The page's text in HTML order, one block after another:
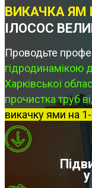
ВИКАЧКА ЯМ
ІЛОСОС
Проводьте
гідродинамікою
Харківської
прочистка труб
викачку ями на